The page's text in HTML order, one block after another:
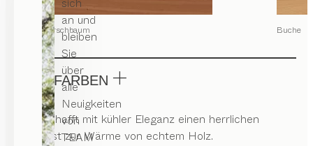
an und
bleiben
Sie
über
alle
Neuigkeiten
von
TEAM
Kirschbaum Buche
GLASFARBEN
Glas schafft mit kühler Eleganz einen herrlichen
Kontrast zur Wärme von echtem Holz.